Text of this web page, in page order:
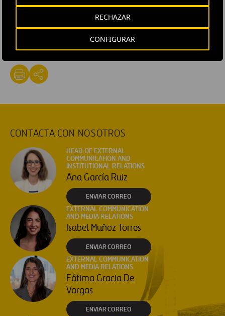
CONFIGURAR
RECHAZAR
#Contratos #Gestión #Infraestructuras
CONTACTA CON NOSOTROS
HEAD OF EXTERNAL
COMMUNICATION AND
INSTITUTIONAL RELATIONS
Ana García Ruiz
ENVIAR CORREO
EXTERNAL COMMUNICATION
AND MEDIA RELATIONS
Isabel Muñoz Torres
ENVIAR CORREO
EXTERNAL COMMUNICATION
AND MEDIA RELATIONS
Fátima Gracia De
Vargas
ENVIAR CORREO